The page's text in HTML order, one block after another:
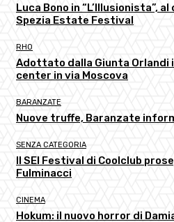
Luca Bono in “L’Illusionista”,
Spezia Estate Festival
RHO
Adottato dalla Giunta
center in via Moscova
BARANZATE
Nuove truffe, Baranzate
SENZA CATEGORIA
Il SEI Festival di Coolclub
Fulminacci
CINEMA
Hokum: il nuovo horror di